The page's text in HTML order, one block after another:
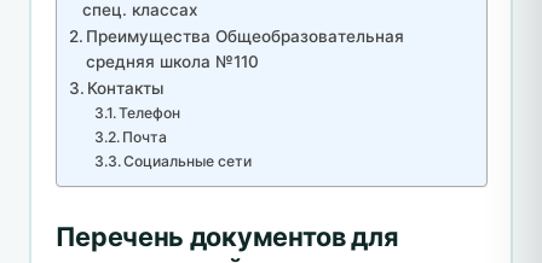
спец. классах
Преимущества Общеобразовательная
средняя школа №110
Контакты
Телефон
Почта
Социальные сети
Перечень документов для